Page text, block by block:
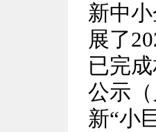
新中
展了
已完
公示
新“小